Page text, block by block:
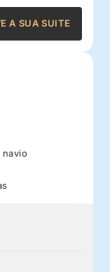
A SUA SUITE